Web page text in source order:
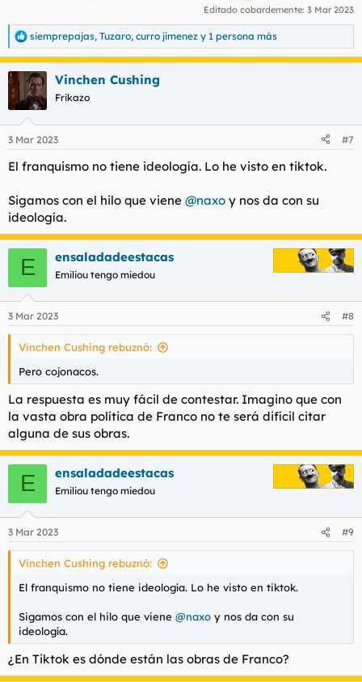
Editado cobardemente: 3 Mar 2023
R
e
a
c
c
i
e
:
siemprepajas, Tuzaro, curro jimenez y 1 persona más
Vinchen Cushing
Frikazo
3 Mar 2023 #7
El franquismo no tiene ideología. Lo he visto en tiktok.
Sigamos con el hilo que viene @naxo y nos da con su
ideología.
E ensaladadeestacas
Emiliou tengo miedou
3 Mar 2023 #8
Vinchen Cushing rebuznó:
Pero cojonacos.
La respuesta es muy fácil de contestar. Imagino que con
la vasta obra política de Franco no te será difícil citar
alguna de sus obras.
E ensaladadeestacas
Emiliou tengo miedou
3 Mar 2023 #9
Vinchen Cushing rebuznó:
El franquismo no tiene ideología. Lo he visto en tiktok.
Sigamos con el hilo que viene @naxo y nos da con su
ideología.
¿En Tiktok es dónde están las obras de Franco?